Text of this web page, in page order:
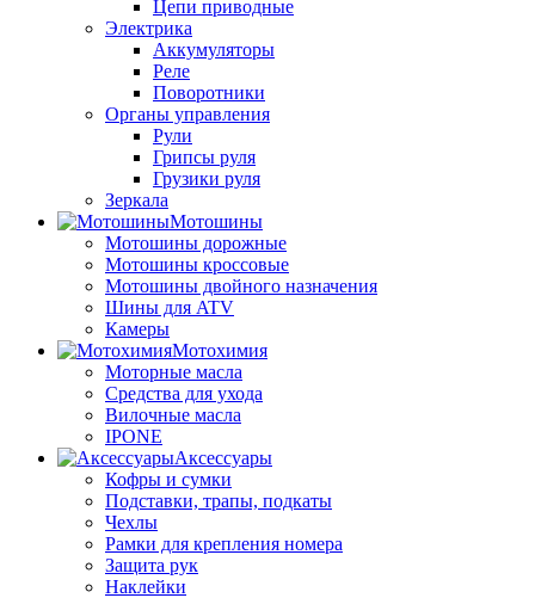
Цепи приводные
Электрика
Аккумуляторы
Реле
Поворотники
Органы управления
Рули
Грипсы руля
Грузики руля
Зеркала
Мотошины
Мотошины дорожные
Мотошины кроссовые
Мотошины двойного назначения
Шины для ATV
Камеры
Мотохимия
Моторные масла
Средства для ухода
Вилочные масла
IPONE
Аксессуары
Кофры и сумки
Подставки, трапы, подкаты
Чехлы
Рамки для крепления номера
Защита рук
Наклейки